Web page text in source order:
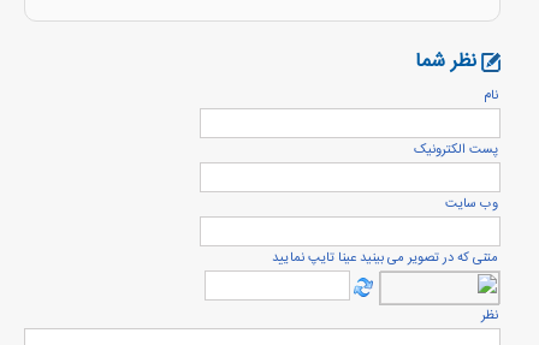
نظر شما
نام
پست الكترونيک
وب سایت
متنی که در تصویر می بینید عینا تایپ نمایید
نظر